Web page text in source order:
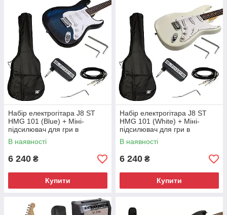
Набір електрогітара J8 ST
HMG 101 (Blue) + Міні-
підсилювач для гри в
навушниках Joyo JA-03 Lead
+ Чохол HA-EG41A
В наявності
6 240 ₴
Купити
Набір електрогітара J8 ST
HMG 101 (White) + Міні-
підсилювач для гри в
навушниках Joyo JA-03 Lead
+ Чохол HA-EG41A
В наявності
6 240 ₴
Купити